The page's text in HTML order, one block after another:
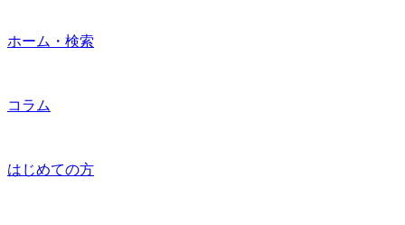
ホーム・検索
コラム
はじめての方